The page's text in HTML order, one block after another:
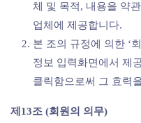
체 및 목적, 내용을 약
업체에 제공합니다.
본 조의 규정에 의한 ‘
정보 입력화면에서 제
클릭함으로써 그 효력
제13조 (회원의 의무)